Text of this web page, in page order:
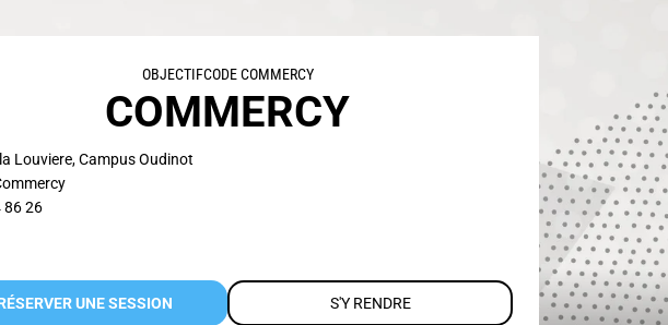
OBJECTIFCODE COMMERCY
COMMERCY
Louviere, Campus Oudinot
86 26
UNE SESSION
S'Y RENDRE